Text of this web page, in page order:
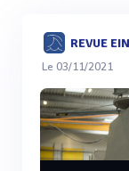
REVUE EIN
Le 03/11/2021